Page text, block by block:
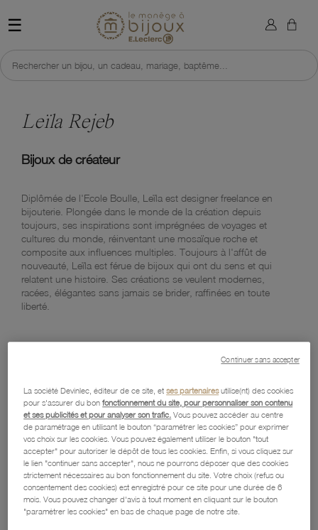
☰ Retour à l'accueil du site
Rechercher un bijou, un cadeau, mariage, baptême...
Leïla Rejeb
Bijoux de créateur
Diplômée de l'Ecole Boulle, Leïla est designer freelance en
bijouterie. Plongée dans le monde de la création depuis
toujours, ses inspirations sont imprégnées de voyages et
cultures du monde, réinventant une mosaïque roche et
composite aux influences multiples. Toujours à l'affût de
nouveauté, Leïla est férue de bijoux qui ont du sens et qui
relatent une histoire. Ses créations se veulent modernes,
racées, élégantes sans jamais se brider, raffinées en toute
liberté.
favorite_border
×
Cancel
La société Devinlec, éditeur de ce site, etses partenairesutilise(nt) des cookies
pour s'assurer du bonfonctionnement du site, pour personnaliser son contenu
et ses publicités et pour analyser son trafic. Vous pouvez accéder au centre
de paramétrage en utilisant le bouton “paramétrer les cookies” pour exprimer
vos choix sur les cookies. Vous pouvez également utiliser le bouton "tout
accepter" pour autoriser le dépôt de tous les cookies. Enfin, si vous cliquez sur
le lien "continuer sans accepter", nous ne pourrons déposer que des cookies
strictement nécessaires au bon fonctionnement du site. Votre choix (refus ou
consentement des cookies) est enregistré pour ce site pour une durée de 6
mois. Vous pouvez changer d'avis à tout moment en cliquant sur le bouton
"paramétrer les cookies" en bas de chaque page de notre site.
Continuer sans accepter